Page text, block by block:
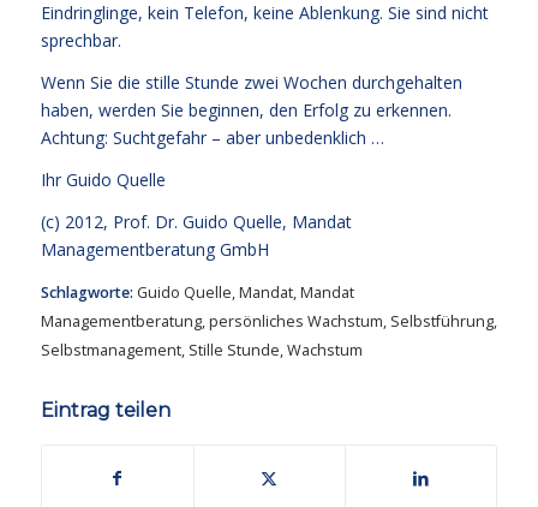
Eindringlinge, kein Telefon, keine Ablenkung. Sie sind nicht
sprechbar.
Wenn Sie die stille Stunde zwei Wochen durchgehalten
haben, werden Sie beginnen, den Erfolg zu erkennen.
Achtung: Suchtgefahr – aber unbedenklich …
Ihr Guido Quelle
(c) 2012, Prof. Dr. Guido Quelle, Mandat
Managementberatung GmbH
Schlagworte: Guido Quelle,Mandat,Mandat
Managementberatung,persönliches Wachstum, Selbstführung,
Selbstmanagement, Stille Stunde,Wachstum
Eintrag teilen